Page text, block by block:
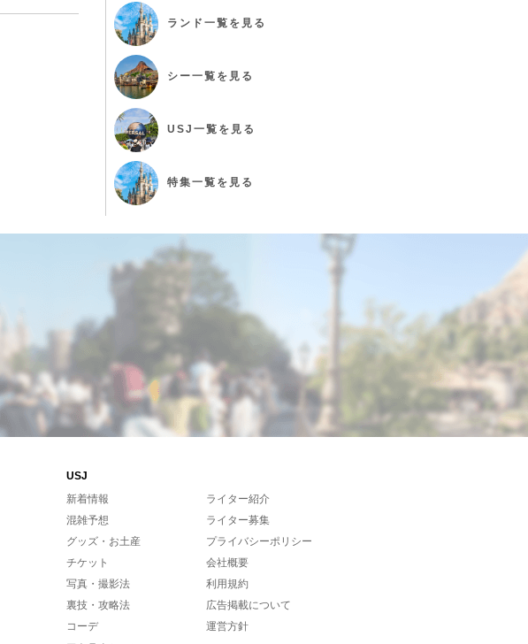
ランド 一覧を見る
シー一覧を見る
USJ 一覧を見る
特集一覧を見る
USJ
新着情報
混雑予想
グッズ・お土産
チケット
写真・撮影法
裏技・攻略法
コーデ
ライター紹介
ライター募集
プライバシーポリシー
会社概要
利用規約
広告掲載について
運営方針